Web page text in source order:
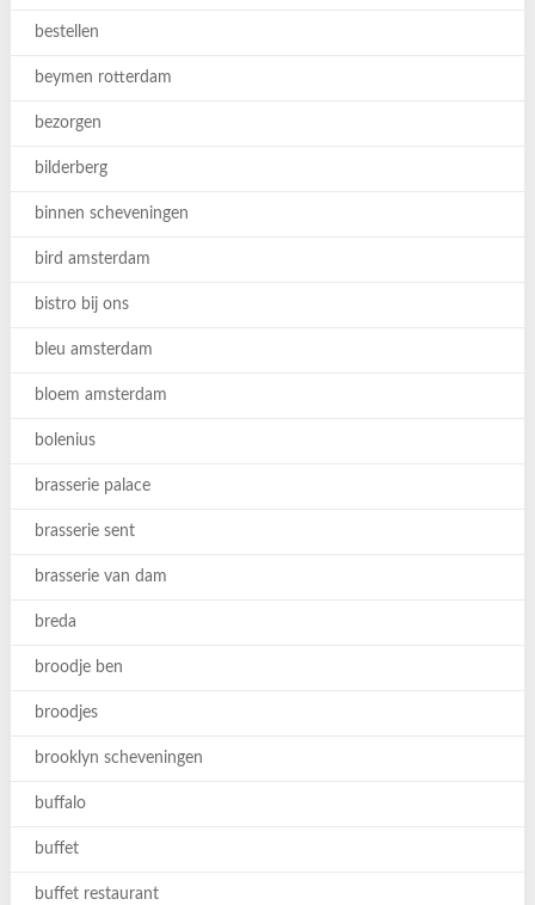
bestellen
beymen rotterdam
bezorgen
bilderberg
binnen scheveningen
bird amsterdam
bistro bij ons
bleu amsterdam
bloem amsterdam
bolenius
brasserie palace
brasserie sent
brasserie van dam
breda
broodje ben
broodjes
brooklyn scheveningen
buffalo
buffet
buffet restaurant